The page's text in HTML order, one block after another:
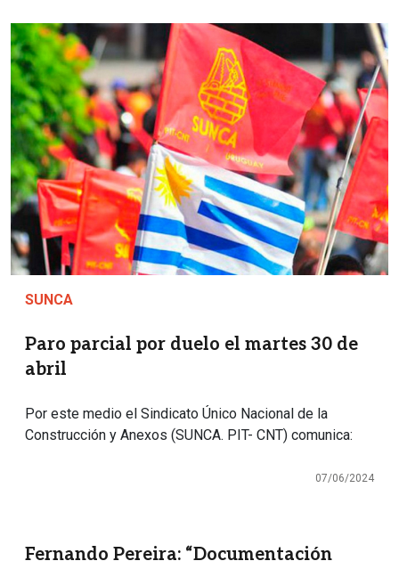
Imagen
SUNCA
Paro parcial por duelo el martes 30 de
abril
Por este medio el Sindicato Único Nacional de la
Construcción y Anexos (SUNCA. PIT- CNT) comunica:
07/06/2024
Fernando Pereira: “Documentación